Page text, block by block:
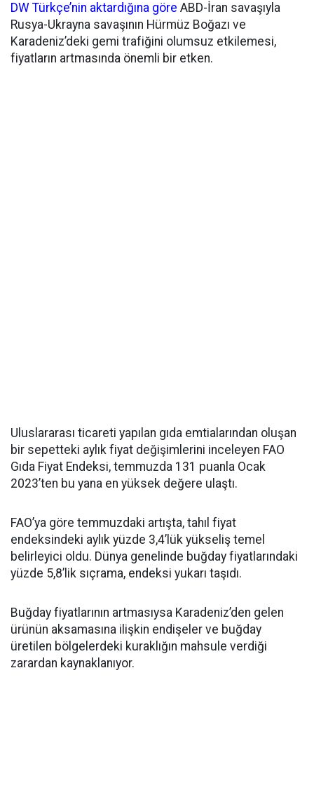
DW Türkçe’nin aktardığına göre ABD-İran savaşıyla
Rusya-Ukrayna savaşının Hürmüz Boğazı ve
Karadeniz’deki gemi trafiğini olumsuz etkilemesi,
fiyatların artmasında önemli bir etken.
Uluslararası ticareti yapılan gıda emtialarından oluşan
bir sepetteki aylık fiyat değişimlerini inceleyen FAO
Gıda Fiyat Endeksi, temmuzda 131 puanla Ocak
2023’ten bu yana en yüksek değere ulaştı.
FAO’ya göre temmuzdaki artışta, tahıl fiyat
endeksindeki aylık yüzde 3,4’lük yükseliş temel
belirleyici oldu. Dünya genelinde buğday fiyatlarındaki
yüzde 5,8’lik sıçrama, endeksi yukarı taşıdı.
Buğday fiyatlarının artmasıysa Karadeniz’den gelen
ürünün aksamasına ilişkin endişeler ve buğday
üretilen bölgelerdeki kuraklığın mahsule verdiği
zarardan kaynaklanıyor.